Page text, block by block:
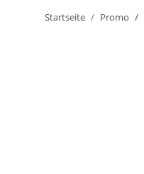
Startseite Promo